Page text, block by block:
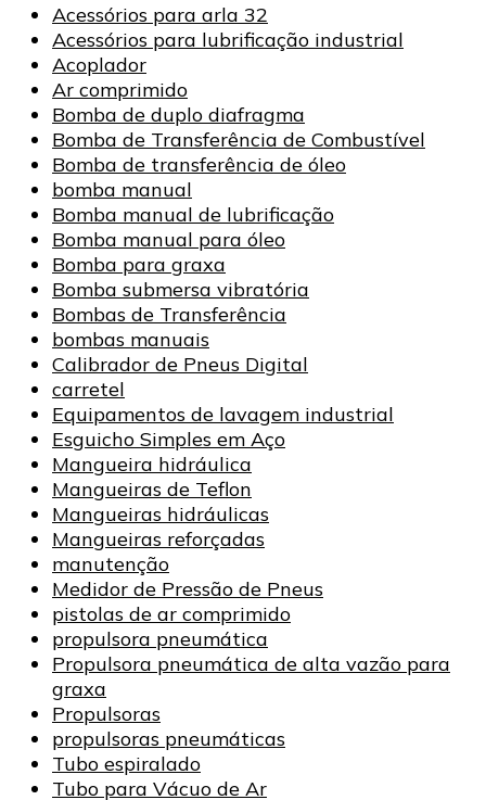
Acessórios para arla 32
Acessórios para lubrificação industrial
Acoplador
Ar comprimido
Bomba de duplo diafragma
Bomba de Transferência de Combustível
Bomba de transferência de óleo
bomba manual
Bomba manual de lubrificação
Bomba manual para óleo
Bomba para graxa
Bomba submersa vibratória
Bombas de Transferência
bombas manuais
Calibrador de Pneus Digital
carretel
Equipamentos de lavagem industrial
Esguicho Simples em Aço
Mangueira hidráulica
Mangueiras de Teflon
Mangueiras hidráulicas
Mangueiras reforçadas
manutenção
Medidor de Pressão de Pneus
pistolas de ar comprimido
propulsora pneumática
Propulsora pneumática de alta vazão para
graxa
Propulsoras
propulsoras pneumáticas
Tubo espiralado
Tubo para Vácuo de Ar